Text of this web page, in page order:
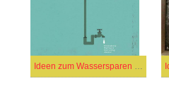
Ideen zum Wassersparen (7)